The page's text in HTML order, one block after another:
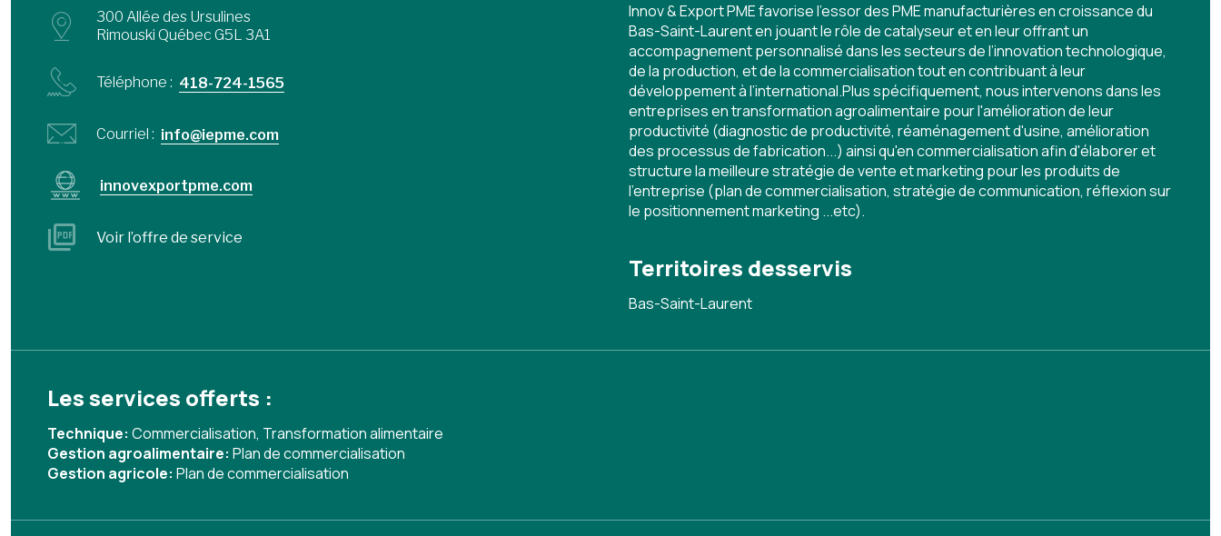
300 Allée des Ursulines
Rimouski Québec G5L 3A1
Téléphone : 418-724-1565
Courriel : info@iepme.com
innovexportpme.com
Voir l’offre de service
Innov & Export PME favorise l’essor des PME manufacturières en croissance du
Bas-Saint-Laurent en jouant le rôle de catalyseur et en leur offrant un
accompagnement personnalisé dans les secteurs de l’innovation technologique,
de la production, et de la commercialisation tout en contribuant à leur
développement à l’international.Plus spécifiquement, nous intervenons dans les
entreprises en transformation agroalimentaire pour l'amélioration de leur
productivité (diagnostic de productivité, réaménagement d'usine, amélioration
des processus de fabrication...) ainsi qu'en commercialisation afin d'élaborer et
structure la meilleure stratégie de vente et marketing pour les produits de
l'entreprise (plan de commercialisation, stratégie de communication, réflexion sur
le positionnement marketing ...etc).
Territoires desservis
Bas-Saint-Laurent
Les services offerts :
Technique: Commercialisation, Transformation alimentaire
Gestion agroalimentaire: Plan de commercialisation
Gestion agricole: Plan de commercialisation